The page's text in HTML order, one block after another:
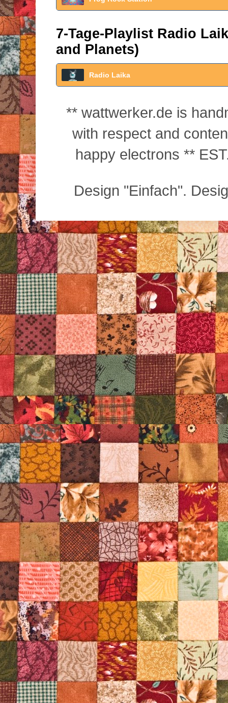
7-Tage-Playlist Radio
and Planets)
Radio Laika
** wattwerker.de is
with respect and
happy electrons **
Design "Einfach".